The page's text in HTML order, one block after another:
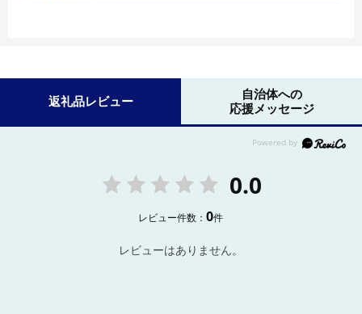
返礼品レビュー
自治体への
応援メッセージ
0.0
レビュー件数：0件
レビューはありません。